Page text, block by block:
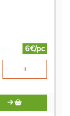
6€/pc
+